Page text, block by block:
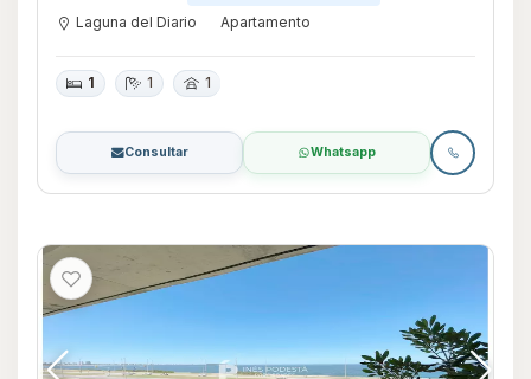
Laguna del Diario Apartamento
1 1 1
Consultar Whatsapp